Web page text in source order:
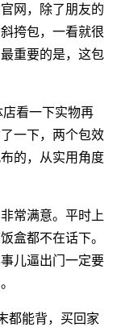
网，除了朋友的
挎包，一看就很
重要的是，这包
看一下实物再
一下，两个包效
的，从实用角度
常满意。平时上
盒都不在话下。
儿逼出门一定要
都能背，买回家